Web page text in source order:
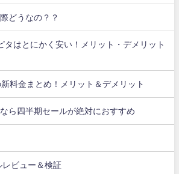
どうなの？？
タはとにかく安い！メリット・デメリット
料金まとめ！メリット＆デメリット
ら四半期セールが絶対におすすめ
ビュー＆検証